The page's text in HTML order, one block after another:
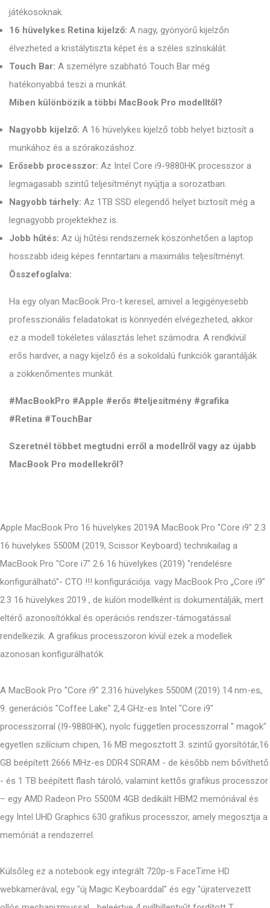
játékosoknak.
16 hüvelykes Retina kijelző: A nagy, gyönyörű kijelzőn
élvezheted a kristálytiszta képet és a széles színskálát.
Touch Bar: A személyre szabható Touch Bar még
hatékonyabbá teszi a munkát.
Miben különbözik a többi MacBook Pro modelltől?
Nagyobb kijelző: A 16 hüvelykes kijelző több helyet biztosít a
munkához és a szórakozáshoz.
Erősebb processzor: Az Intel Core i9-9880HK processzor a
legmagasabb szintű teljesítményt nyújtja a sorozatban.
Nagyobb tárhely: Az 1TB SSD elegendő helyet biztosít még a
legnagyobb projektekhez is.
Jobb hűtés: Az új hűtési rendszernek köszönhetően a laptop
hosszabb ideig képes fenntartani a maximális teljesítményt.
Összefoglalva:
Ha egy olyan MacBook Pro-t keresel, amivel a legigényesebb
professzionális feladatokat is könnyedén elvégezheted, akkor
ez a modell tökéletes választás lehet számodra. A rendkívül
erős hardver, a nagy kijelző és a sokoldalú funkciók garantálják
a zökkenőmentes munkát.
#MacBookPro #Apple #erős #teljesítmény #grafika
#Retina #TouchBar
Szeretnél többet megtudni erről a modellről vagy az újabb
MacBook Pro modellekről?
Apple MacBook Pro 16 hüvelykes 2019A MacBook Pro "Core i9" 2.3
16 hüvelykes 5500M (2019, Scissor Keyboard) technikailag a
MacBook Pro "Core i7" 2.6 16 hüvelykes (2019) "rendelésre
konfigurálható"- CTO !!! konfigurációja. vagy MacBook Pro „Core i9”
2.3 16 hüvelykes 2019 , de külön modellként is dokumentálják, mert
eltérő azonosítókkal és operációs rendszer-támogatással
rendelkezik. A grafikus processzoron kívül ezek a modellek
azonosan konfigurálhatók.
A MacBook Pro "Core i9" 2.316 hüvelykes 5500M (2019) 14 nm-es,
9. generációs "Coffee Lake" 2,4 GHz-es Intel "Core i9"
processzorral (I9-9880HK), nyolc független processzorral " magok"
egyetlen szilícium chipen, 16 MB megosztott 3. szintű gyorsítótár,16
GB beépített 2666 MHz-es DDR4 SDRAM - de később nem bővíthető
- és 1 TB beépített flash tároló, valamint kettős grafikus processzor
– egy AMD Radeon Pro 5500M 4GB dedikált HBM2 memóriával és
egy Intel UHD Graphics 630 grafikus processzor, amely megosztja a
memóriát a rendszerrel.
Külsőleg ez a notebook egy integrált 720p-s FaceTime HD
webkamerával, egy "új Magic Keyboarddal" és egy "újratervezett